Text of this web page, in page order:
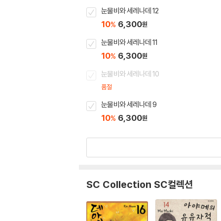
눈물비와 세레나데 12
10% 6,300원
눈물비와 세레나데 11
10% 6,300원
눈물비와 세레나데 10
품절
눈물비와 세레나데 9
10% 6,300원
SC Collection SC컬렉션